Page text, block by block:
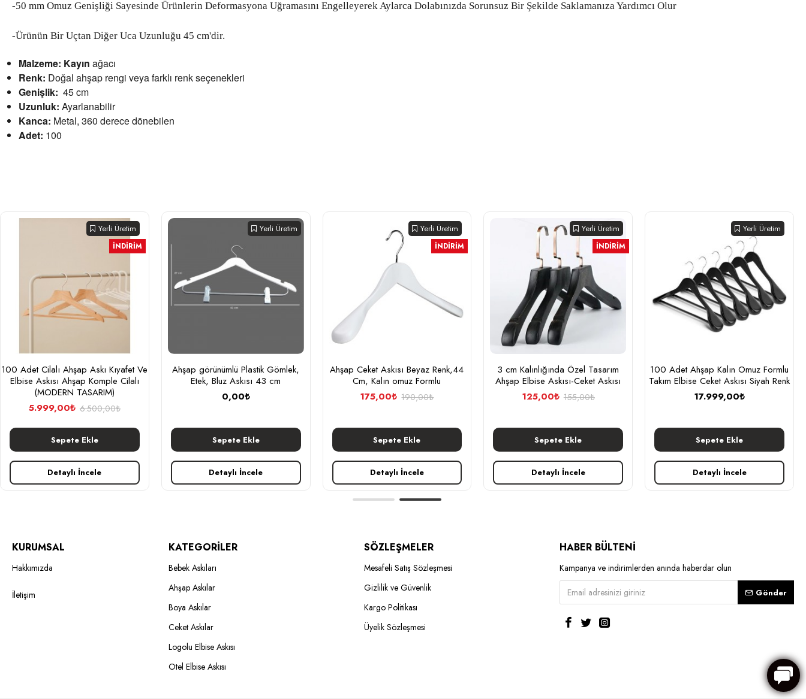
-50 mm Omuz Genişliği Sayesinde Ürünlerin Deformasyona Uğramasını Engelleyerek Aylarca Dolabınızda Sorunsuz Bir Şekilde Saklamanıza Yardımcı Olur
-Ürünün Bir Uçtan Diğer Uca Uzunluğu 45 cm'dir.
Malzeme: Kayınağacı
Renk: Doğal ahşap rengi veya farklı renk seçenekleri
Genişlik: 45 cm
Uzunluk: Ayarlanabilir
Kanca: Metal, 360 derece dönebilen
Adet: 100
Yerli Üretim
İNDIRIM
100 Adet Cilalı Ahşap Askı Kıyafet Ve
Elbise Askısı Ahşap Komple Cilalı
(MODERN TASARIM)
5.999,00₺ 6.500,00₺
Sepete Ekle
Detaylı İncele
Yerli Üretim
Ahşap görünümlü Plastik Gömlek,
Etek, Bluz Askısı 43 cm
0,00₺
Sepete Ekle
Detaylı İncele
Yerli Üretim
İNDIRIM
Ahşap Ceket Askısı Beyaz Renk,44
Cm, Kalın omuz Formlu
175,00₺ 190,00₺
Sepete Ekle
Detaylı İncele
Yerli Üretim
İNDIRIM
3 cm Kalınlığında Özel Tasarım
Ahşap Elbise Askısı-Ceket Askısı
125,00₺ 155,00₺
Sepete Ekle
Detaylı İncele
Yerli Üretim
100 Adet Ahşap Kalın Omuz Formlu
Takım Elbise Ceket Askısı Siyah Renk
17.999,00₺
Sepete Ekle
Detaylı İncele
KURUMSAL
Hakkımızda
İletişim
KATEGORİLER
Bebek Askıları
Ahşap Askılar
Boya Askılar
Ceket Askılar
Logolu Elbise Askısı
Otel Elbise Askısı
SÖZLEŞMELER
Mesafeli Satış Sözleşmesi
Gizlilik ve Güvenlik
Kargo Politikası
Üyelik Sözleşmesi
HABER BÜLTENİ
Kampanya ve indirimlerden anında haberdar olun
Gönder